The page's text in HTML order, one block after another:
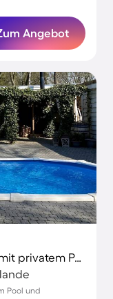
Angebot
Kinderfreundliches Ferienhaus mit privatem Pool, Garten und Terrasse | Seeblick | Haustiere sind willkommen
Pool und